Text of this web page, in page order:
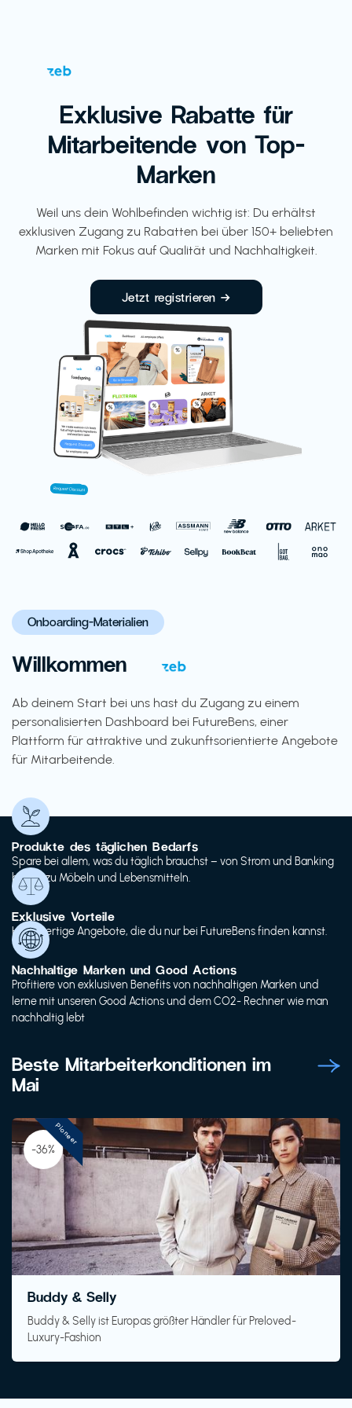
Exklusive Rabatte für
Mitarbeitende von Top-
Marken
Weil uns dein Wohlbefinden wichtig ist: Du erhältst
exklusiven Zugang zu Rabatten bei über 150+ beliebten
Marken mit Fokus auf Qualität und Nachhaltigkeit.
Jetzt registrieren →
Onboarding-Materialien
Willkommen
Ab deinem Start bei uns hast du Zugang zu einem
personalisierten Dashboard bei FutureBens, einer
Plattform für attraktive und zukunftsorientierte Angebote
für Mitarbeitende.
Produkte des täglichen Bedarfs
Spare bei allem, was du täglich brauchst – von Strom und Banking
bis hin zu Möbeln und Lebensmitteln.
Exklusive Vorteile
Hochwertige Angebote, die du nur bei FutureBens finden kannst.
Nachhaltige Marken und Good Actions
Profitiere von exklusiven Benefits von nachhaltigen Marken und
lerne mit unseren Good Actions und dem CO2- Rechner wie man
nachhaltig lebt
Beste Mitarbeiterkonditionen im
Mai
-36%
Buddy & Selly
Buddy & Selly ist Europas größter Händler für Preloved-
Luxury-Fashion
Pioneer